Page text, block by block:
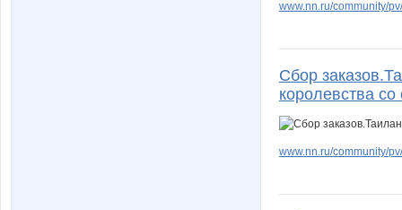
www.nn.ru/community/
Сбор
королевства
www.nn.ru/community/